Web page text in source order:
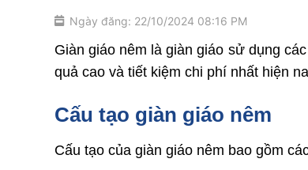
Ngày đăng: 22/10/2024 08:16 PM
Giàn giáo nêm là giàn giáo sử dụng
quả cao và tiết kiệm chi phí nhất hiện
Cấu tạo giàn giáo nêm
Cấu tạo của giàn giáo nêm bao gồm